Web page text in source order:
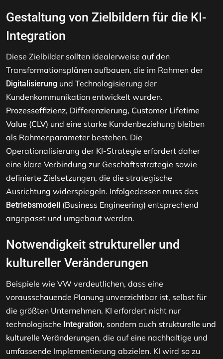
Gestaltung von Zielbildern für die KI-
Integration
Diese Zielbilder sollten idealerweise auf den
Transformationsplänen aufbauen, die im Rahmen der
Digitalisierung und Technologisierung der
Kundenkommunikation entwickelt wurden.
Prozesseffizienz, Differenzierung, Customer Lifetime
Value (CLV) und eine starke Kundenbeziehung bleiben
als Rahmenparameter bestehen. Die
Operationalisierung der KI-Strategie erfordert daher
eine klare Verbindung zur Geschäftsstrategie sowie
definierte Zielsetzungen, die die strategische
Ausrichtung widerspiegeln. Infolgedessen muss das
Betriebsmodell (Business Engineering) entsprechend
angepasst und umgebaut werden.
Notwendigkeit struktureller und
kultureller Veränderungen
Beispiele wie VW verdeutlichen, dass eine
vorausschauende Planung unverzichtbar ist, selbst für
die größten Unternehmen. KI erfordert nicht nur
technologische Integration, sondern auch strukturelle und
kulturelle Veränderungen, die auf eine nachhaltige und
umfassende Implementierung abzielen. KI wird so zu